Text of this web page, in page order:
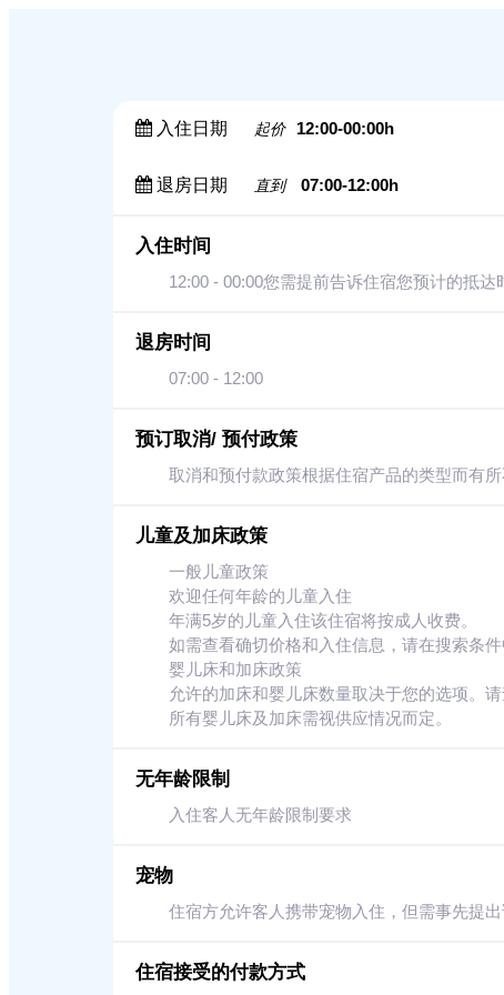
入住日期 起价 12:00-00:00h
退房日期 直到 07:00-12:00h
入住时间
12:00 - 00:00您需提前告诉住宿您预计的抵达
退房时间
07:00 - 12:00
预订取消/ 预付政策
取消和预付款政策根据住宿产品的类型而有
儿童及加床政策
一般儿童政策
欢迎任何年龄的儿童入住
年满5岁的儿童入住该住宿将按成人收费。
如需查看确切价格和入住信息，请在搜索条
婴儿床和加床政策
允许的加床和婴儿床数量取决于您的选项。
所有婴儿床及加床需视供应情况而定。
无年龄限制
入住客人无年龄限制要求
宠物
住宿方允许客人携带宠物入住，但需事先提
住宿接受的付款方式